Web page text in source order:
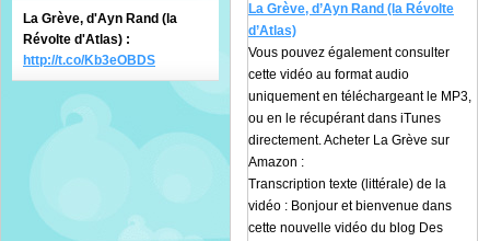
La Grève, d'Ayn Rand (la
Révolte d'Atlas) :
http://t.co/Kb3eOBDS
La Grève, d’Ayn Rand (la Révolte
d’Atlas)
Vous pouvez également consulter
cette vidéo au format audio
uniquement en téléchargeant le MP3,
ou en le récupérant dans iTunes
directement. Acheter La Grève sur
Amazon :
Transcription texte (littérale) de la
vidéo : Bonjour et bienvenue dans
cette nouvelle vidéo du blog Des